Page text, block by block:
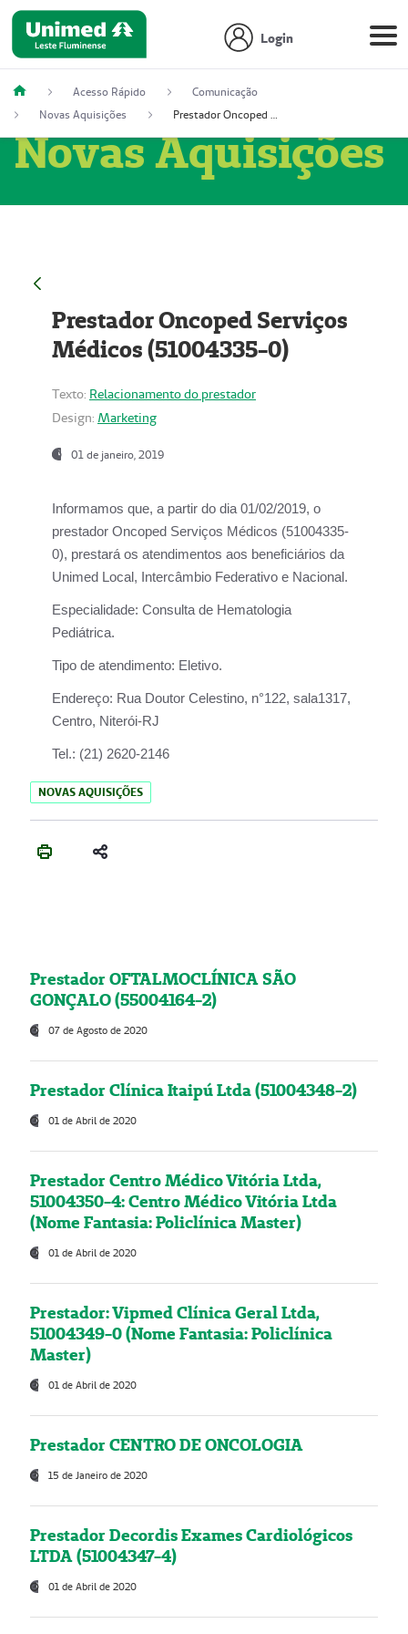
Login
Acesso Rápido
Comunicação
Novas Aquisições
Prestador Oncoped Serviços Médicos (51004335-0)
Novas Aquisições
Prestador Oncoped Serviços
Médicos (51004335-0)
Texto: Relacionamento do prestador
Design: Marketing
01 de janeiro, 2019
Informamos que, a partir do dia 01/02/2019, o
prestador Oncoped Serviços Médicos (51004335-
0), prestará os atendimentos aos beneficiários da
Unimed Local, Intercâmbio Federativo e Nacional.
Especialidade: Consulta de Hematologia
Pediátrica.
Tipo de atendimento: Eletivo.
Endereço: Rua Doutor Celestino, n°122, sala1317,
Centro, Niterói-RJ
Tel.: (21) 2620-2146
NOVAS AQUISIÇÕES
Prestador OFTALMOCLÍNICA SÃO
GONÇALO (55004164-2)
07 de Agosto de 2020
Prestador Clínica Itaipú Ltda (51004348-2)
01 de Abril de 2020
Prestador Centro Médico Vitória Ltda,
51004350-4: Centro Médico Vitória Ltda
(Nome Fantasia: Policlínica Master)
01 de Abril de 2020
Prestador: Vipmed Clínica Geral Ltda,
51004349-0 (Nome Fantasia: Policlínica
Master)
01 de Abril de 2020
Prestador CENTRO DE ONCOLOGIA
15 de Janeiro de 2020
Prestador Decordis Exames Cardiológicos
LTDA (51004347-4)
01 de Abril de 2020